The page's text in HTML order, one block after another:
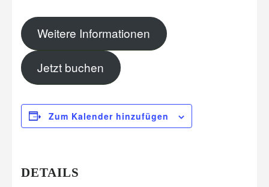
Weitere Informationen
Jetzt buchen
Zum Kalender hinzufügen
DETAILS